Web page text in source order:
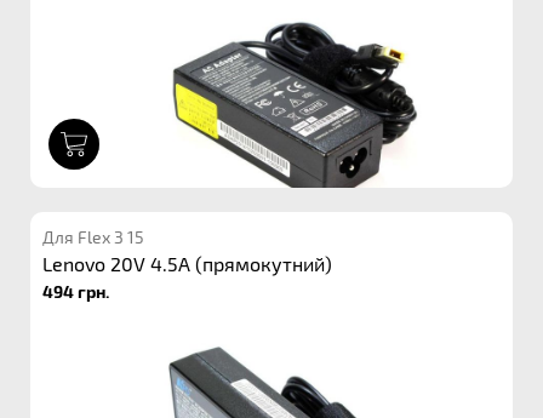
Для Flex 3 15
Lenovo 20V 4.5A (прямокутний)
494 грн.